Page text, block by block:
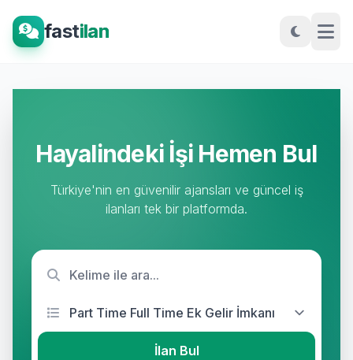
fastilan
Hayalindeki İşi Hemen Bul
Türkiye'nin en güvenilir ajansları ve güncel iş
ilanları tek bir platformda.
İlan Bul